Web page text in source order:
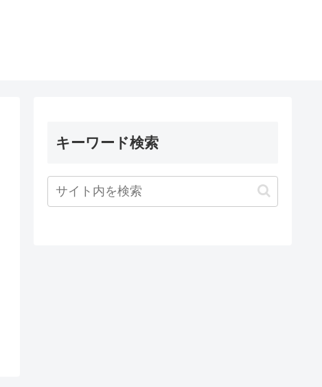
キーワード検索